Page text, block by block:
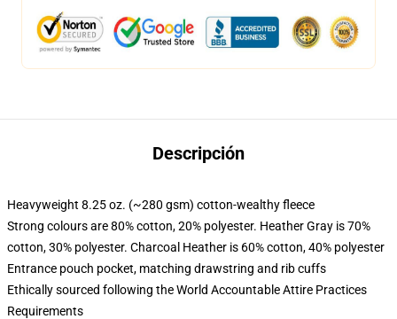
Descripción
Heavyweight 8.25 oz. (~280 gsm) cotton-wealthy fleece
Strong colours are 80% cotton, 20% polyester. Heather Gray is 70%
cotton, 30% polyester. Charcoal Heather is 60% cotton, 40% polyester
Entrance pouch pocket, matching drawstring and rib cuffs
Ethically sourced following the World Accountable Attire Practices
Requirements